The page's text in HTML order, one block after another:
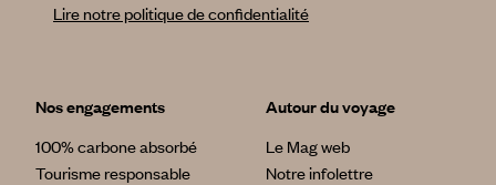
Lire notre politique de confidentialité
Nos engagements
100% carbone absorbé
Tourisme responsable
Autour du voyage
Le Mag web
Notre infolettre